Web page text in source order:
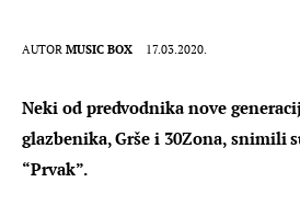
AUTOR MUSIC BOX 17.03.2020.
Neki od predvodnika nove
glazbenika, Grše i 30Zona, snimili
“Prvak”.